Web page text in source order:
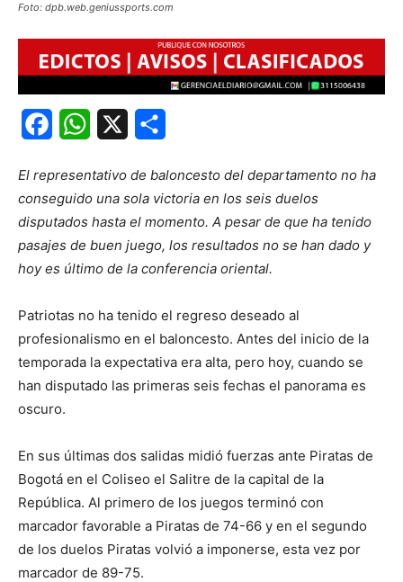
Foto: dpb.web.geniussports.com
FacebookWhatsApp
El representativo de baloncesto del departamento no ha
conseguido una sola victoria en los seis duelos
disputados hasta el momento. A pesar de que ha tenido
pasajes de buen juego, los resultados no se han dado y
hoy es último de la conferencia oriental.
Patriotas no ha tenido el regreso deseado al
profesionalismo en el baloncesto. Antes del inicio de la
temporada la expectativa era alta, pero hoy, cuando se
han disputado las primeras seis fechas el panorama es
oscuro.
En sus últimas dos salidas midió fuerzas ante Piratas de
Bogotá en el Coliseo el Salitre de la capital de la
República. Al primero de los juegos terminó con
marcador favorable a Piratas de 74-66 y en el segundo
de los duelos Piratas volvió a imponerse, esta vez por
marcador de 89-75.